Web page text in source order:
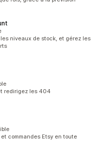
niveaux de stock, et gérez les
redirigez les 404
commandes Etsy en toute